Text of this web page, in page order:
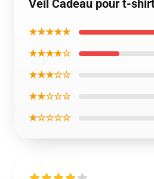
Veil Cadeau pour t-
★★★★★
★★★★☆
★★★☆☆
★★☆☆☆
★☆☆☆☆